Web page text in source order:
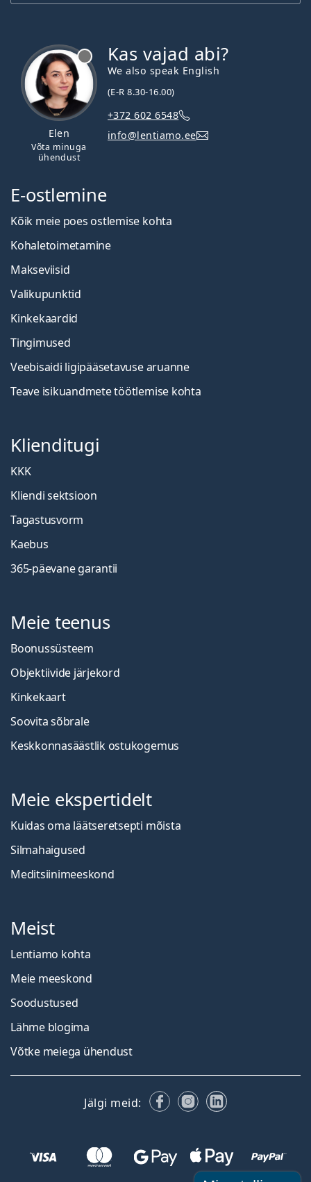
Elen
Võta minuga
ühendust
Kas vajad abi?
We also speak English
(E-R 8.30-16.00)
+372 602 6548
info@lentiamo.ee
E-ostlemine
Kõik meie poes ostlemise kohta
Kohaletoimetamine
Makseviisid
Valikupunktid
Kinkekaardid
Tingimused
Veebisaidi ligipääsetavuse aruanne
Teave isikuandmete töötlemise kohta
Klienditugi
KKK
Kliendi sektsioon
Tagastusvorm
Kaebus
365-päevane garantii
Meie teenus
Boonussüsteem
Objektiivide järjekord
Kinkekaart
Soovita sõbrale
Keskkonnasäästlik ostukogemus
Meie ekspertidelt
Kuidas oma läätseretsepti mõista
Silmahaigused
Meditsiinimeeskond
Meist
Lentiamo kohta
Meie meeskond
Soodustused
Lähme blogima
Võtke meiega ühendust
Jälgi meid: FacebookInstagram
LinkedIn